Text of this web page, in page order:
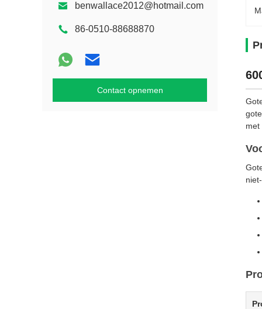
benwallace2012@hotmail.com
86-0510-88688870
Contact opnemen
met